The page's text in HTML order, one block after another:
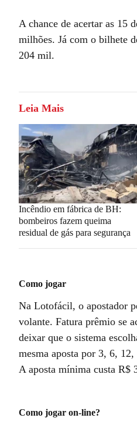
A chance de acertar as 15
milhões. Já com o bilhete
204 mil.
Leia Mais
Incêndio em fábrica de BH:
bombeiros fazem queima
residual de gás para segurança
Como jogar
Na Lotofácil, o apostador
volante. Fatura prêmio se
deixar que o sistema
mesma aposta por 3, 6,
A aposta mínima custa R$
Como jogar on-line?